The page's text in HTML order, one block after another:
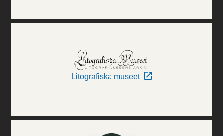
Litografiska museet